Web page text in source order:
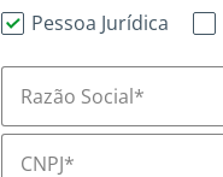
Pessoa Jurídica
Razão Social*
CNPJ*